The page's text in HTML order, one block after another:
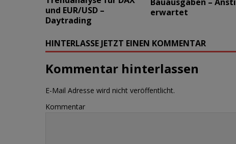
und EUR/USD –
Daytrading
erwartet
HINTERLASSE JETZT EINEN KOMMENTAR
Kommentar hinterlassen
E-Mail Adresse wird nicht veröffentlicht.
Kommentar